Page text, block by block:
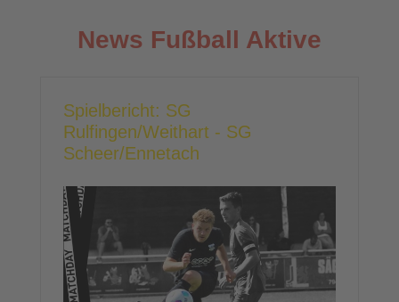
News Fußball Aktive
Spielbericht: SG
Rulfingen/Weithart - SG
Scheer/Ennetach